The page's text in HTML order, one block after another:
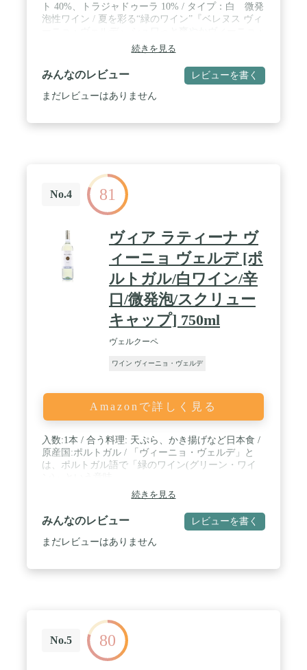
ト 40%、トラジャドゥーラ 10% / タイプ：白 微発
泡性ワイン / 夏を彩る“緑のワイン”『ベレヌス ヴィ
ヴェルデ新商品！フレッシュさを楽しみたい夏だけ
続きを見る
みんなのレビュー レビューを書く
まだレビューはありません
No.4 81
ヴィア ラティーナ ヴ
ィーニョ ヴェルデ [ポ
ルトガル/白ワイン/辛
口/微発泡/スクリュー
キャップ] 750ml
ヴェルクーペ
ワイン ヴィーニョ・ヴェルデ
Amazonで詳しく見る
入数:1本 / 合う料理: 天ぷら、かき揚げなど日本食 /
原産国:ポルトガル / 「ヴィーニョ・ヴェルデ」と
は、ポルトガル語で「緑のワイン(グリーン・ワイ
続きを見る
みんなのレビュー レビューを書く
まだレビューはありません
No.5 80